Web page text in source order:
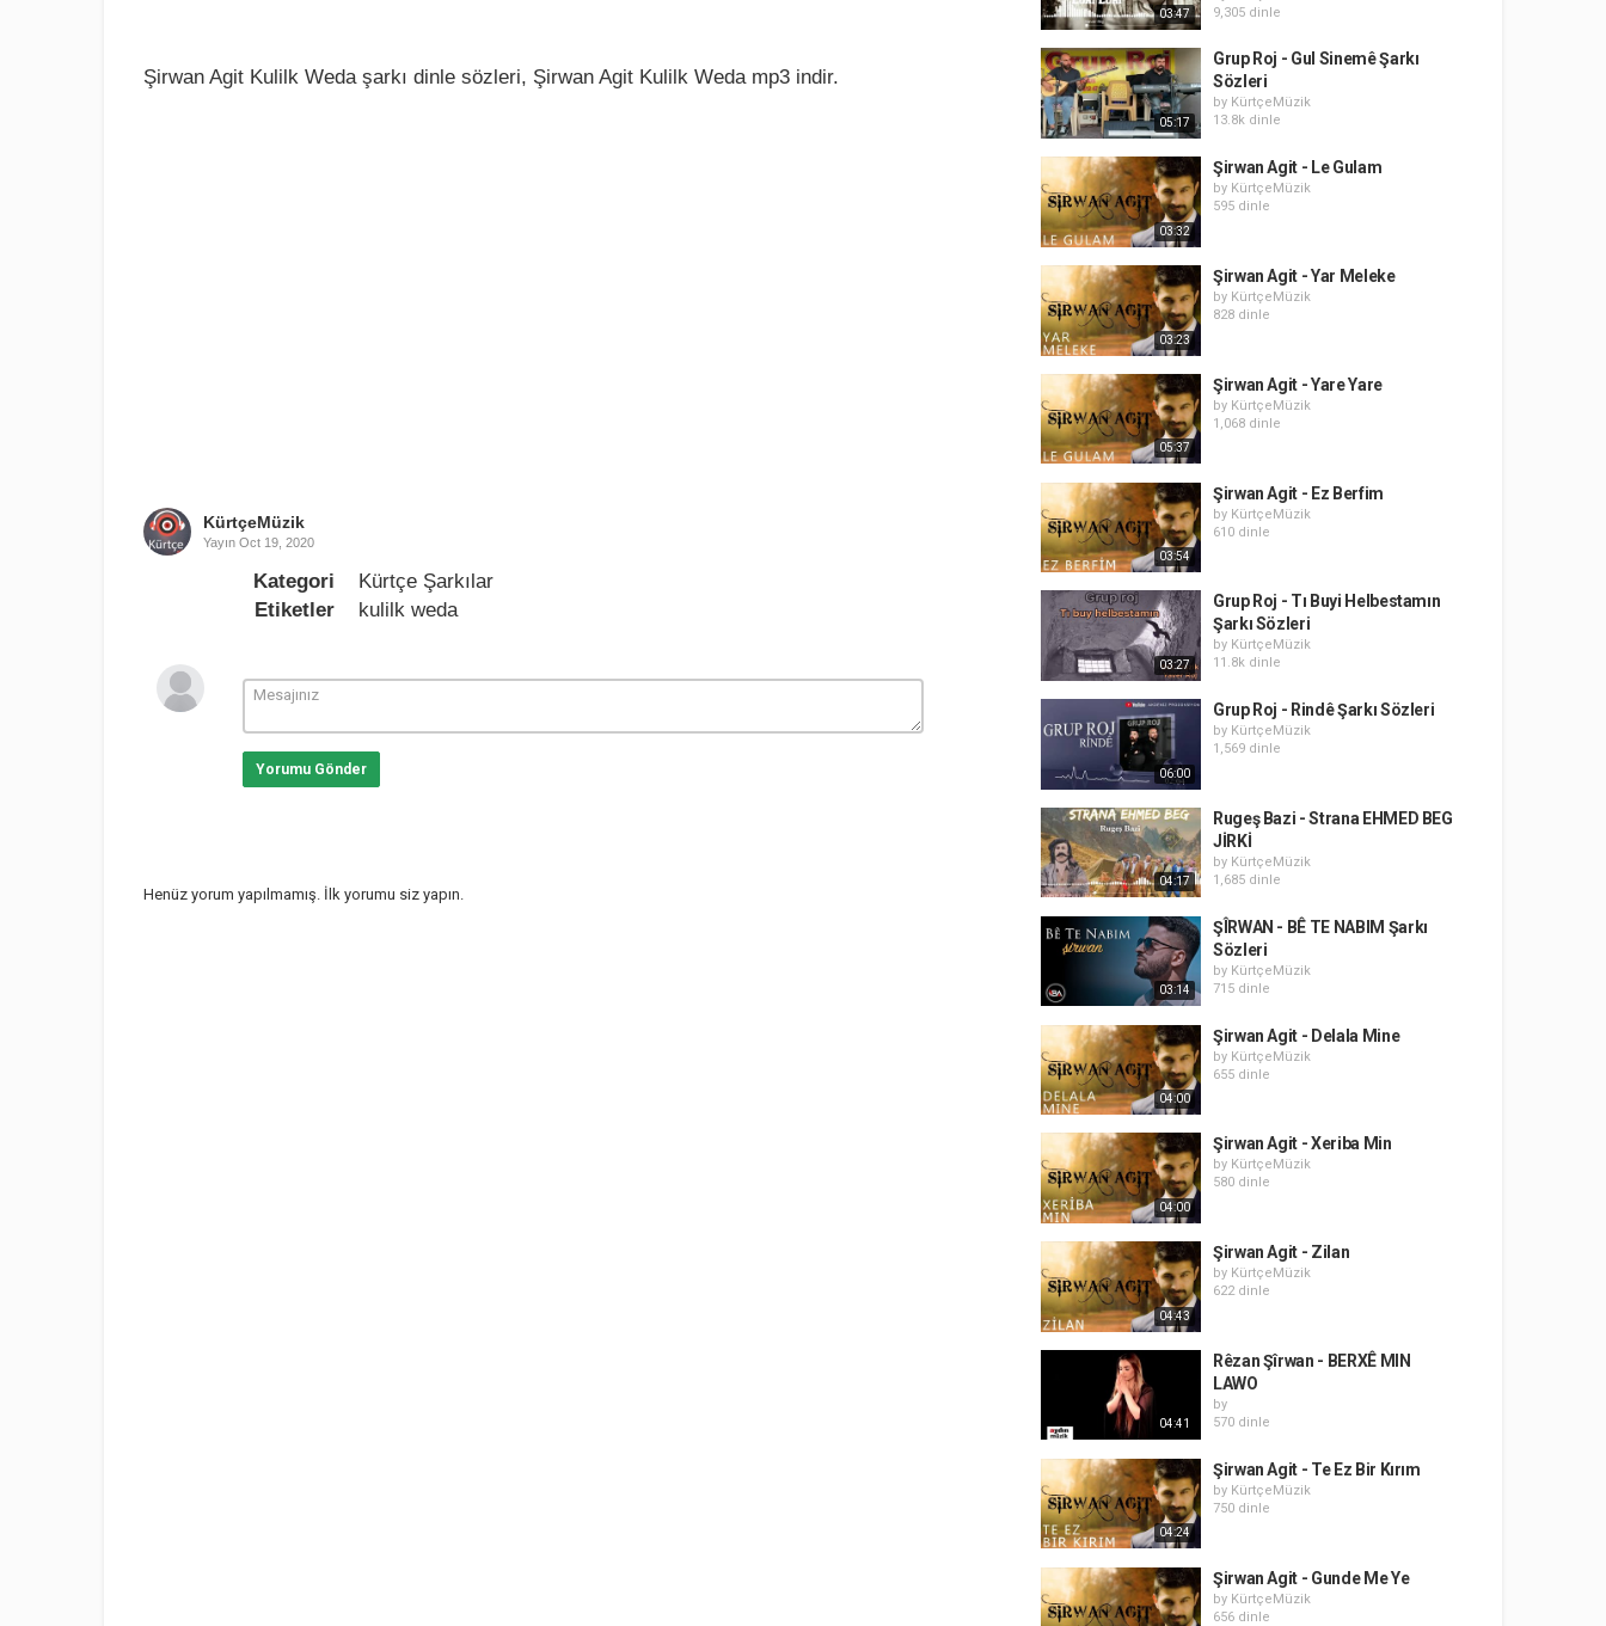
Şirwan Agit Kulilk Weda şarkı dinle sözleri, Şirwan Agit Kulilk Weda mp3 indir.
KürtçeMüzik
Yayın Oct 19, 2020
Kategori
Kürtçe Şarkılar
Etiketler
kulilk weda
Yorumu Gönder
Henüz yorum yapılmamış. İlk yorumu siz yapın.
03:47
9,305 dinle
05:17
Grup Roj - Gul Sinemê Şarkı
Sözleri
by KürtçeMüzik
13.8k dinle
03:32
Şirwan Agit - Le Gulam
by KürtçeMüzik
595 dinle
03:23
Şirwan Agit - Yar Meleke
by KürtçeMüzik
828 dinle
05:37
Şirwan Agit - Yare Yare
by KürtçeMüzik
1,068 dinle
03:54
Şirwan Agit - Ez Berfim
by KürtçeMüzik
610 dinle
03:27
Grup Roj - Tı Buyi Helbestamın
Şarkı Sözleri
by KürtçeMüzik
11.8k dinle
06:00
Grup Roj - Rindê Şarkı Sözleri
by KürtçeMüzik
1,569 dinle
04:17
Rugeş Bazi - Strana EHMED BEG
JİRKİ
by KürtçeMüzik
1,685 dinle
03:14
ŞÎRWAN - BÊ TE NABIM Şarkı
Sözleri
by KürtçeMüzik
715 dinle
04:00
Şirwan Agit - Delala Mine
by KürtçeMüzik
655 dinle
04:00
Şirwan Agit - Xeriba Min
by KürtçeMüzik
580 dinle
04:43
Şirwan Agit - Zilan
by KürtçeMüzik
622 dinle
04:41
Rêzan Şîrwan - BERXÊ MIN
LAWO
by
570 dinle
04:24
Şirwan Agit - Te Ez Bir Kırım
by KürtçeMüzik
750 dinle
Şirwan Agit - Gunde Me Ye
by KürtçeMüzik
656 dinle